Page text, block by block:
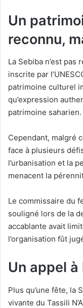
Un
reconnu,
La Sebiba n’est pas
inscrite par
patrimoine culturel
qu’expression
patrimoine saharien.
Cependant, malgré
face à plusieurs
l’urbanisation et la
menacent la
Le commissaire du
souligné lors de la
accablante avait
l’organisation fût
Un appel
Plus qu’une fête, la
vivante du Tassili